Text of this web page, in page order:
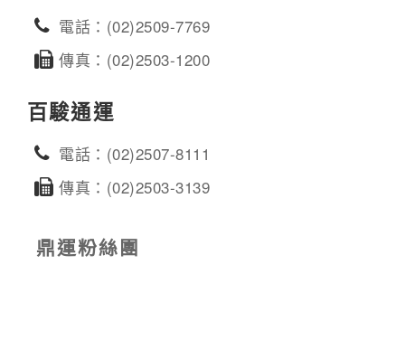
電話：(02)2509-7769
傳真：(02)2503-1200
百駿通運
電話：(02)2507-8111
傳真：(02)2503-3139
鼎運粉絲團